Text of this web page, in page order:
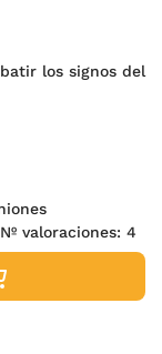
los signos del
valoraciones: 4